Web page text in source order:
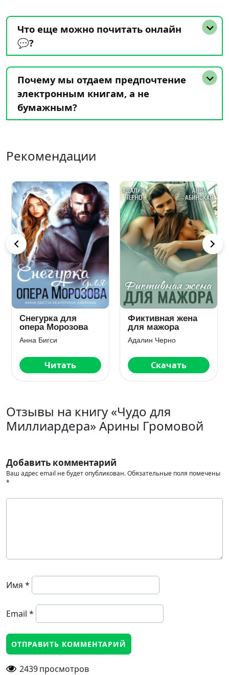
Что еще можно почитать онлайн
💬?
Почему мы отдаем предпочтение
электронным книгам, а не
бумажным?
Рекомендации
Когда трещит лед
Алеся Кузнецова
Скачать
Наследие
Эль Кеннеди
Скачать
Отзывы на книгу «Чудо для
Миллиардера» Арины Громовой
Добавить комментарий
Ваш адрес email не будет опубликован.Обязательные поля помечены
*
Имя *
Email *
2439просмотров